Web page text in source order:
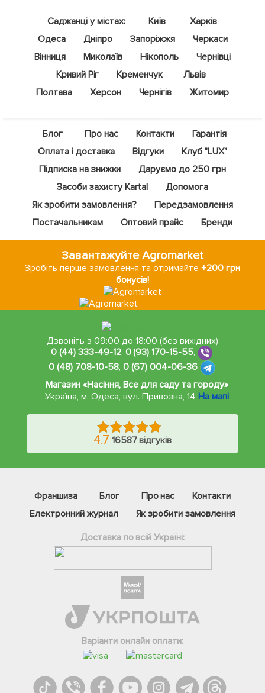
Саджанці у містах: Київ
Харків
Одеса
Дніпро Запоріжжя
Черкаси
Вінниця
Миколаїв Нікополь
Чернівці
Кривий Ріг
Кременчук
Львів
Полтава
Херсон Чернігів Житомир
Блог Про нас Контакти
Гарантія
Оплата і доставка
Відгуки
Клуб "LUX"
Підписка на знижки
Даруємо до 250 грн
Засоби захисту Kartal
Допомога
Як зробити замовлення?
Передзамовлення
Постачальникам
Оптовий прайс Бренди
Завантажуйте Agromarket
Зробіть перше замовлення та отримайте+200 грн
бонусів!
Дзвоніть з 09:00 до 18:00 (без вихідних)
0 (44) 333-49-12, 0 (93) 170-15-55,
0 (48) 708-10-58, 0 (67) 004-06-36
Магазин «Насіння, Все для саду та городу»
Україна, м. Одеса,вул. Привозна, 14 На мапі
4.7 16587 відгуків
Франшиза Блог Про нас
Контакти
Електронний журнал
Як зробити замовлення
Доставка по всій Україні:
Варіанти онлайн оплати:
Фейсбук
Вайбер
Інстаграм